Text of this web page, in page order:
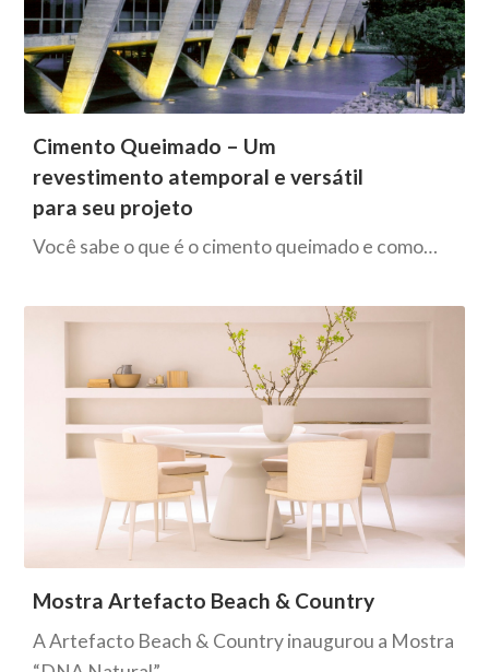
Cimento Queimado – Um
revestimento atemporal e versátil
para seu projeto
Você sabe o que é o cimento queimado e como…
Mostra Artefacto Beach & Country
A Artefacto Beach & Country inaugurou a Mostra